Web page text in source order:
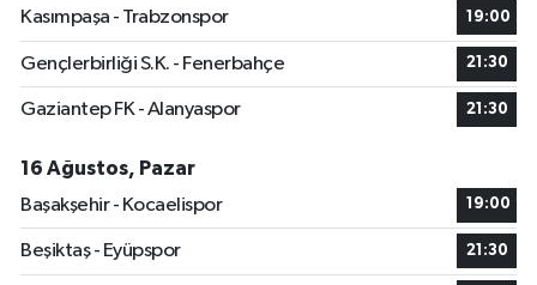
Kasımpaşa - Trabzonspor 19:00
Gençlerbirliği S.K. - Fenerbahçe 21:30
Gaziantep FK - Alanyaspor 21:30
16 Ağustos, Pazar
Başakşehir - Kocaelispor
19:00
Beşiktaş - Eyüpspor 21:30